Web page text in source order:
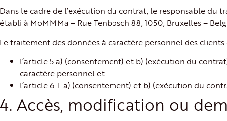
Dans le cadre de l’exécution du contrat, le responsable du
établi à MoMMMa – Rue Tenbosch 88, 1050, Bruxelles –
Le traitement des données à caractère personnel des
l’article 5 a) (consentement) et b) (exécution du
caractère personnel et
l’article 6.1. a) (consentement) et b) (exécution du
4. Accès, modification ou